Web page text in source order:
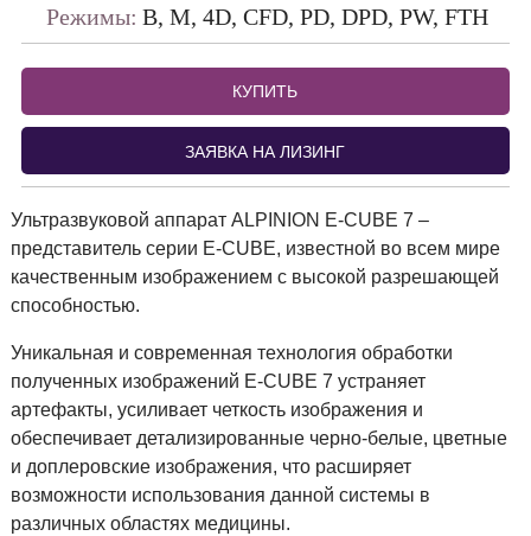
Режимы: B, М, 4D, CFD, PD, DPD, PW, FTH
КУПИТЬ
ЗАЯВКА НА ЛИЗИНГ
Ультразвуковой аппарат ALPINION E-CUBE 7 –
представитель серии E-CUBE, известной во всем мире
качественным изображением с высокой разрешающей
способностью.
Уникальная и современная технология обработки
полученных изображений E-CUBE 7 устраняет
артефакты, усиливает четкость изображения и
обеспечивает детализированные черно-белые, цветные
и доплеровские изображения, что расширяет
возможности использования данной системы в
различных областях медицины.